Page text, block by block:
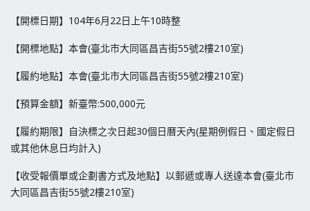
【開標日期】104年6月22日上午10時整
【開標地點】本會(臺北市大同區昌吉街55號2樓210室)
【履約地點】本會(臺北市大同區昌吉街55號2樓210室)
【預算金額】新臺幣:500,000元
【履約期限】自決標之次日起30個日曆天內(星期例假日、國定假日
或其他休息日均計入)
【收受報價單或企劃書方式及地點】以郵遞或專人送達本會(臺北市
大同區昌吉街55號2樓210室)